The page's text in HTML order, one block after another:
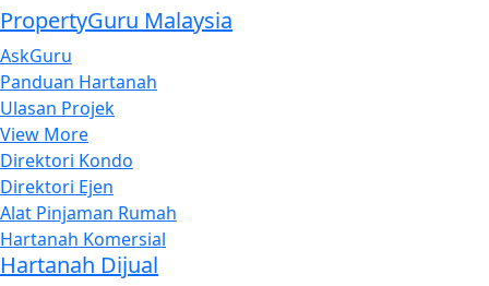
PropertyGuru Malaysia
AskGuru
Panduan Hartanah
Ulasan Projek
View More
Direktori Kondo
Direktori Ejen
Alat Pinjaman Rumah
Hartanah Komersial
Hartanah Dijual